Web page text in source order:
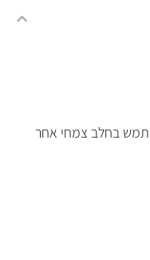
בחלב צמחי אחר